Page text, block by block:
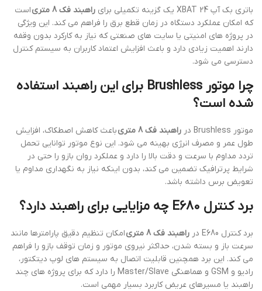
باتری بک آپ XBAT 24 یک گزینه تکمیلی برای راهبند فک 8 متری
است
که امکان عملکرد دستگاه در زمان قطع برق را فراهم می کند. این ویژگی
در پروژه های امنیتی یا سایت های صنعتی که نیاز به کارکرد بدون وقفه
دارند اهمیت زیادی دارد و باعث افزایش اعتماد کاربران به سیستم کنترل
دسترسی می شود.
چرا موتور Brushless برای این راهبند استفاده
شده است؟
موتور Brushless در راهبند فک 8 متری
باعث کاهش اصطکاک، افزایش
طول عمر و مصرف انرژی بهینه می شود. این نوع موتور توانایی تحمل
تردد مداوم با سرعت و دقت بالا را دارد و عملکرد روان بازو را حتی در
شرایط پرترافیک تضمین می کند، بدون اینکه نیاز به نگهداری مداوم یا
تعویض برس داشته باشد.
برد کنترل E680 چه مزایایی برای راهبند دارد؟
برد کنترل E680 در راهبند فک 8 متری
امکان تنظیم دقیق پارامترها مانند
سرعت باز و بسته شدن، حداکثر نیروی موتور و زمان توقف بازو را فراهم
می کند. این برد همچنین قابلیت اتصال به سیستم های لوپ دیتکتور،
رادیو و GSM و هماهنگی Master/Slave را دارد که برای پروژه های چند
راهبند یا مسیرهای عریض کاربرد بسیار مهمی است.